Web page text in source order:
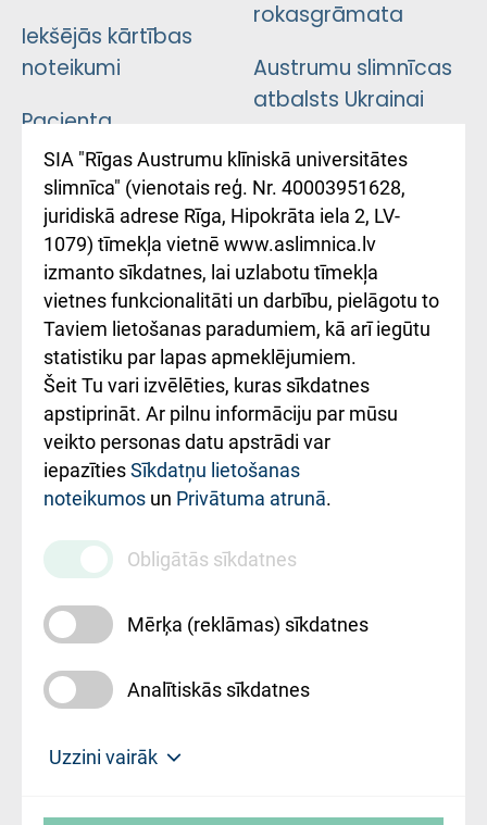
Iekšējās kārtības
noteikumi
Pacienta
atsauksmju/sūdzību
iesniegšanas
kārtība
Kā pie mums nokļūt
Rēķinu apmaksas
ceļvedis
Rekvizīti un
ārstniecības
iestādes kods
010000234
Maksas
pakalpojumu
cenrādis
rokasgrāmata
Austrumu slimnīcas
atbalsts Ukrainai
Підтримка Східної
лікарні та співпраця з
Україною
SIA "Rīgas Austrumu klīniskā universitātes
slimnīca" (vienotais reģ. Nr. 40003951628,
juridiskā adrese Rīga, Hipokrāta iela 2, LV-
1079) tīmekļa vietnē www.aslimnica.lv
izmanto sīkdatnes, lai uzlabotu tīmekļa
vietnes funkcionalitāti un darbību, pielāgotu to
Taviem lietošanas paradumiem, kā arī iegūtu
statistiku par lapas apmeklējumiem.
Šeit Tu vari izvēlēties, kuras sīkdatnes
apstiprināt. Ar pilnu informāciju par mūsu
veikto personas datu apstrādi var
iepazītiesSīkdatņu lietošanas
noteikumos un Privātuma atrunā.
Obligātās sīkdatnes
Mērķa (reklāmas) sīkdatnes
Analītiskās sīkdatnes
Uzzini vairāk